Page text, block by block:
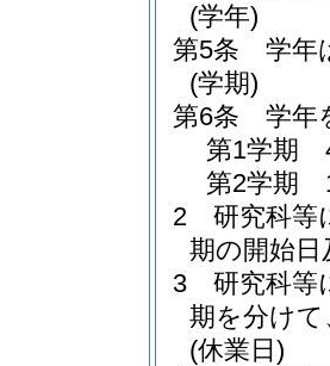
(学年)
第5条
学年
(学期)
第6条
学年
第1学期
第2学期
2
研究科等
期の開始
3
研究科等
期を分け
(休業日)